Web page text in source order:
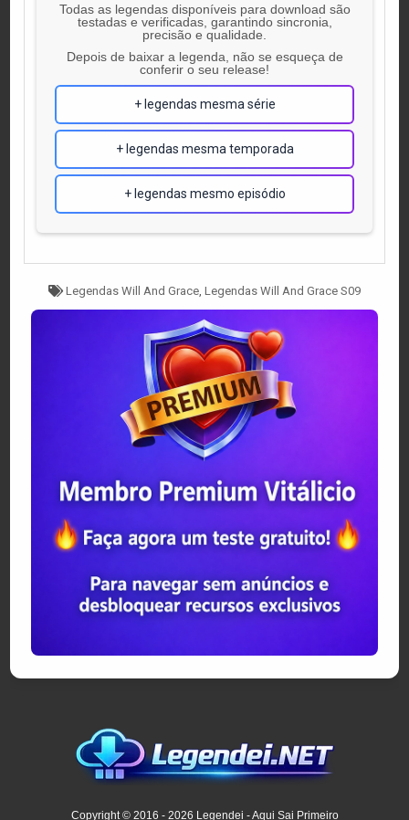
Todas as legendas disponíveis para download são
testadas e verificadas, garantindo sincronia,
precisão e qualidade.
Depois de baixar a legenda, não se esqueça de
conferir o seu release!
+ legendas mesma série
+ legendas mesma temporada
+ legendas mesmo episódio
Tagged
Legendas Will And Grace Legendas Will And Grace S09
Copyright © 2016 - 2026 Legendei - Aqui Sai Primeiro